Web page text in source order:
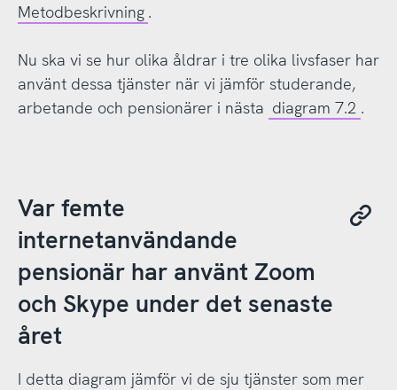
Metodbeskrivning .
Nu ska vi se hur olika åldrar i tre olika livsfaser har
använt dessa tjänster när vi jämför studerande,
arbetande och pensionärer i nästa diagram 7.2 .
Var femte
internetanvändande
pensionär har använt Zoom
och Skype under det senaste
året
I detta diagram jämför vi de sju tjänster som mer